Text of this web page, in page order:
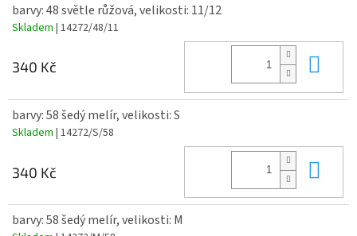
barvy: 48 světle růžová, velikosti: 11/12
Skladem | 14272/48/11
340 Kč
barvy: 58 šedý melír, velikosti: S
Skladem | 14272/S/58
340 Kč
barvy: 58 šedý melír, velikosti: M